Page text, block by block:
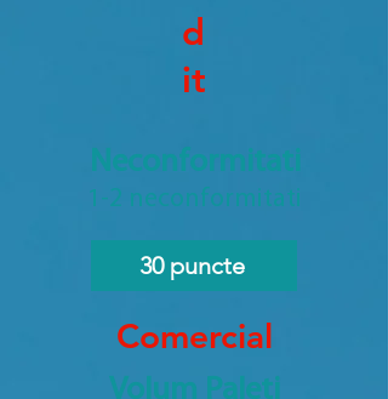
d
it
Neconformitati
1-2 neconformitati
30 puncte
Comercial
Volum Paleti